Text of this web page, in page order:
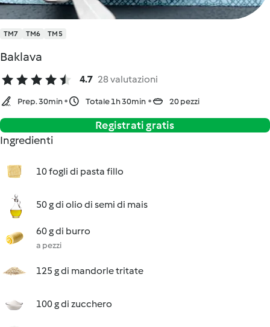
TM7 TM6 TM5
Baklava
4.7 28 valutazioni
Prep. 30min Totale 1h 30min 20 pezzi
Registrati gratis
Ingredienti
10 fogli di pasta fillo
50 g di olio di semi di mais
60 g di burro
a pezzi
125 g di mandorle tritate
100 g di zucchero